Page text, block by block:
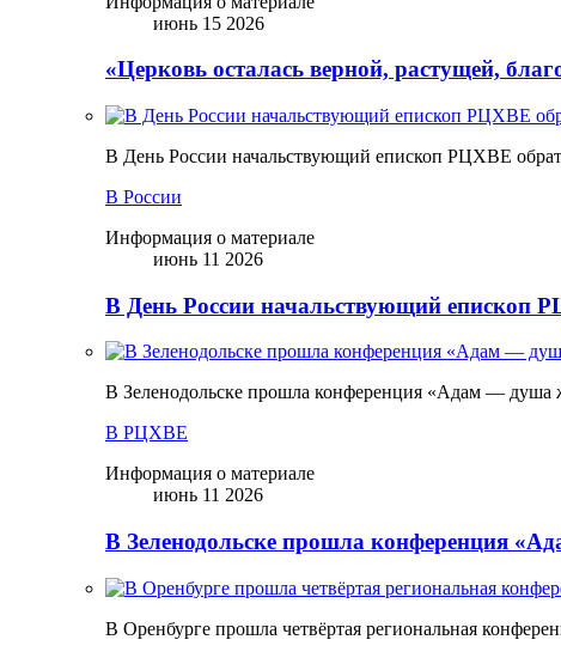
июнь 15 2026
«Церковь осталась верной, растущей,
В День России начальствующий епископ РЦХВЕ
В России
Информация о материале
июнь 11 2026
В День России начальствующий епископ
В Зеленодольске прошла конференция «Адам —
В РЦХВЕ
Информация о материале
июнь 11 2026
В Зеленодольске прошла конференция
В Оренбурге прошла четвёртая региональная